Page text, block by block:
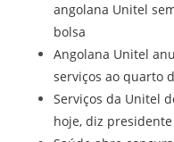
angolana Unitel
bolsa
Angolana Unitel
serviços ao quarto
Serviços da Unitel
hoje, diz presidente